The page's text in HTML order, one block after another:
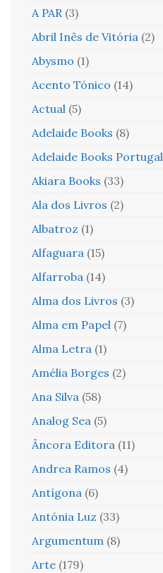
A PAR (3)
Abril Inês de Vitória (2)
Abysmo (1)
Acento Tónico (14)
Actual (5)
Adelaide Books (8)
Adelaide Books Portugal
Akiara Books (33)
Ala dos Livros (2)
Albatroz (1)
Alfaguara (15)
Alfarroba (14)
Alma dos Livros (3)
Alma em Papel (7)
Alma Letra (1)
Amélia Borges (2)
Ana Silva (58)
Analog Sea (5)
Âncora Editora (11)
Andrea Ramos (4)
Antígona (6)
Antónia Luz (33)
Argumentum (8)
Arte (179)